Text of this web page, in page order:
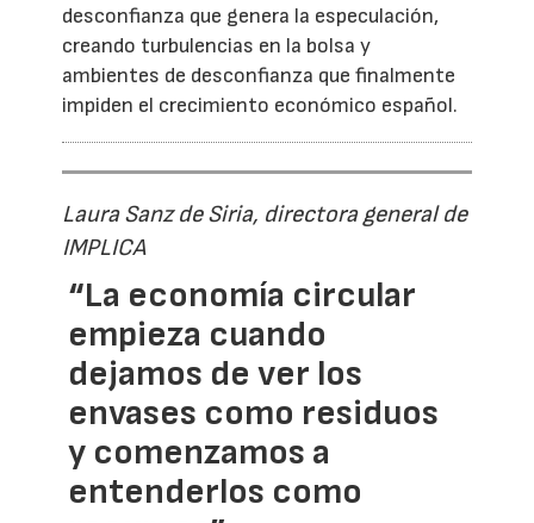
desconfianza que genera la especulación,
creando turbulencias en la bolsa y
ambientes de desconfianza que finalmente
impiden el crecimiento económico español.
Laura Sanz de Siria, directora general de
IMPLICA
“La economía circular
empieza cuando
dejamos de ver los
envases como residuos
y comenzamos a
entenderlos como